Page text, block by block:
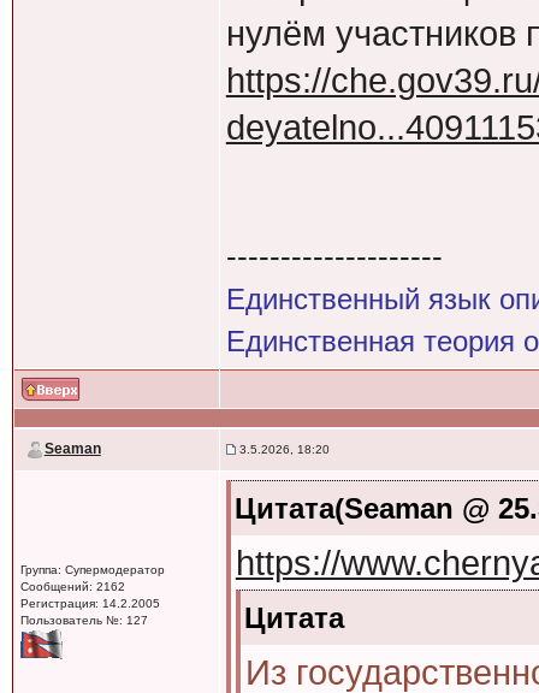
нулём
https://
--------------------
Единственный язык
Единственная теория
Seaman 3.5.2026, 18:20
Группа: Супермодератор
Сообщений: 2162
Регистрация: 14.2.2005
Пользователь №: 127
Цитата(Seaman @
https://
Цитата
Из